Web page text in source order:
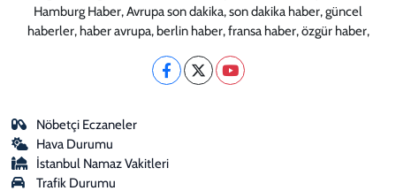
Hamburg Haber, Avrupa son dakika, son dakika haber, güncel
haberler, haber avrupa, berlin haber, fransa haber, özgür haber,
Nöbetçi Eczaneler
Hava Durumu
İstanbul Namaz Vakitleri
Trafik Durumu